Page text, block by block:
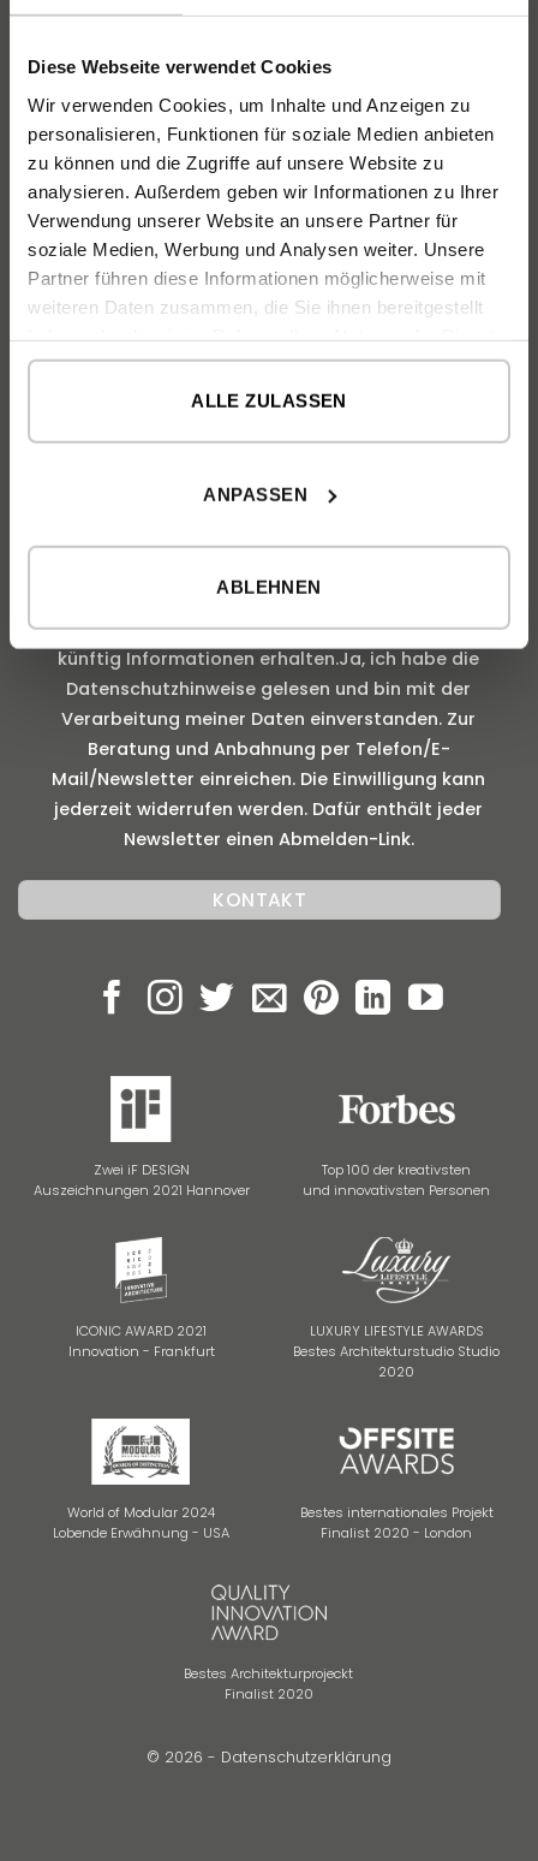
Diese Webseite verwendet Cookies
Wir verwenden Cookies, um Inhalte und Anzeigen zu
personalisieren, Funktionen für soziale Medien anbieten
zu können und die Zugriffe auf unsere Website zu
analysieren. Außerdem geben wir Informationen zu Ihrer
Verwendung unserer Website an unsere Partner für
soziale Medien, Werbung und Analysen weiter. Unsere
Partner führen diese Informationen möglicherweise mit
weiteren Daten zusammen, die Sie ihnen bereitgestellt
gesammelt haben.
ALLE ZULASSEN
ANPASSEN
ABLEHNEN
Zweifel oder Fragen
0 von 190 max. Zeichenanzahl
INFORMATIONEN ZUM DATENSCHUTZ
werden. Ich stimme den Allgemeinen
Geschäftsbedingungen von inHAUS zu und möchte
künftig Informationen erhalten.Ja, ich habe die
Datenschutzhinweise gelesen und bin mit der
Verarbeitung meiner Daten einverstanden. Zur
Beratung und Anbahnung per Telefon/E-
Mail/Newsletter einreichen. Die Einwilligung kann
jederzeit widerrufen werden. Dafür enthält jeder
Newsletter einen Abmelden-Link.
Zwei iF DESIGN
Auszeichnungen 2021 Hannover
Top 100 der kreativsten
und innovativsten Personen
ICONIC AWARD 2021
Innovation - Frankfurt
LUXURY LIFESTYLE AWARDS
Bestes Architekturstudio Studio
2020
World of Modular 2024
Lobende Erwähnung - USA
Bestes internationales Projekt
Finalist 2020 - London
Bestes Architekturprojeckt
Finalist 2020
© 2026 - Datenschutzerklärung